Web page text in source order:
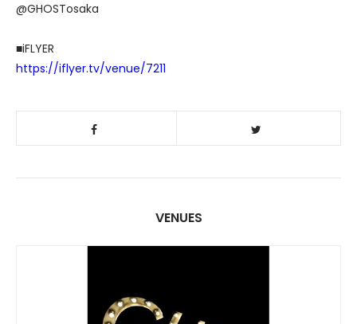
@GHOSTosaka
■iFLYER
https://iflyer.tv/venue/7211
VENUES